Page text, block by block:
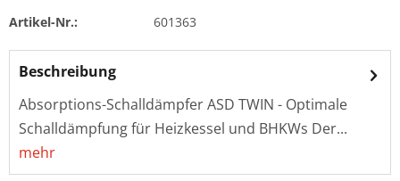
Artikel-Nr.:
601363
Beschreibung
Absorptions-Schalldämpfer ASD TWIN - Optimale
Schalldämpfung für Heizkessel und BHKWs Der...
mehr